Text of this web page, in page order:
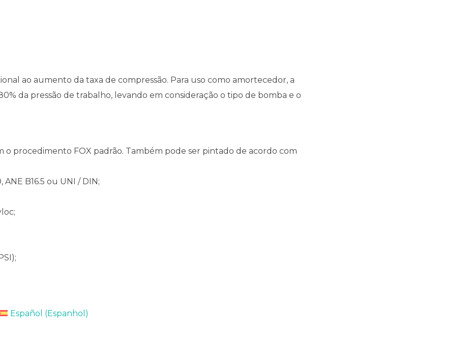
ao aumento da taxa de compressão. Para uso como amortecedor, a
da pressão de trabalho, levando em consideração o tipo de bomba e o
procedimento FOX padrão. Também pode ser pintado de acordo com
B16.5 ou UNI / DIN;
Español (Espanhol )